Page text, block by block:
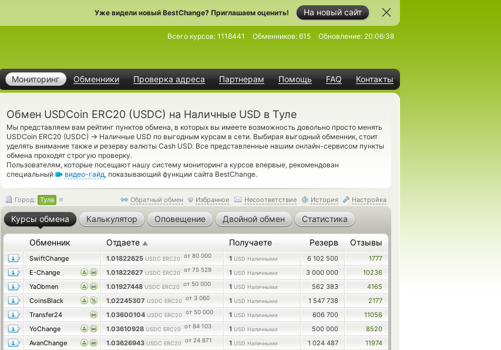
На новый сайт
Уже видели новый BestChange? Приглашаем оценить!
Мониторинг Обменники Проверка адреса Партнерам Помощь FAQ Контакты
Всего курсов: 1118441 Обменников: 615 Обновление: 20:06:38
Обмен USDCoin ERC20 (USDC) на Наличные USD в Туле
Мы представляем вам рейтинг пунктов обмена, в которых вы имеете возможность довольно просто менять
USDCoin ERC20 (USDC) → Наличные USD по выгодным курсам в сети. Выбирая выгодный обменник, стоит
уделять внимание также и резерву валюты Cash USD. Все представленные нашим онлайн-сервисом пункты
обмена проходят строгую проверку.
Пользователям, которые посещают нашу систему мониторинга курсов впервые, рекомендован
специальный
видео-гайд, показывающий функции сайта BestChange.
Обратный обмен Избранное Несоответствие История Настройка
Город: Тула
Курсы обмена Калькулятор Оповещение Двойной обмен Статистика
Обменник Отдаете ▲ Получаете Резерв Отзывы
SwiftChange 1.01822625 USDC ERC20 от 80 000 1 USD Наличными 6 102 500
1777
E-Change
1.01822627 USDC ERC20 от 75 529 1 USD Наличными 3 000 000
10236
YaObmen
1.01927448 USDC ERC20 от 50 000 1 USD Наличными 562 383
4165
CoinsBlack
1.02245307 USDC ERC20 от 3 060 1 USD Наличными 1 547 738
2177
Transfer24
1.03600104 USDC ERC20 от 50 000 1 USD Наличными 606 700
11056
YoChange
1.03610928 USDC ERC20 от 84 103 1 USD Наличными 500 000
8520
AvanChange
1.03626943 USDC ERC20 от 24 871 1 USD Наличными 1 024 487
11974